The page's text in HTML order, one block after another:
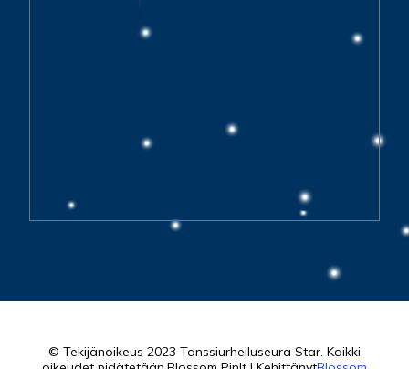
© Tekijänoikeus 2023 Tanssiurheiluseura Star. Kaikki